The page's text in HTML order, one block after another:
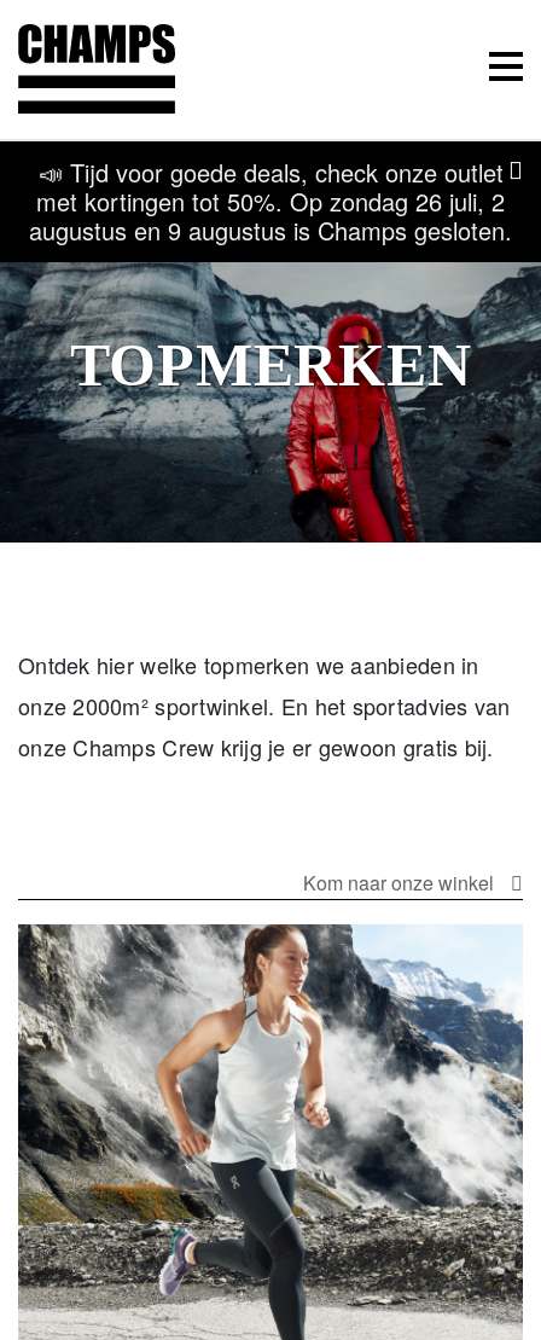
Champs Sport
Menu
📣 Tijd voor goede deals, check onze outlet
met kortingen tot 50%. Op zondag 26 juli, 2
augustus en 9 augustus is Champs gesloten.
TOPMERKEN
Ontdek hier welke topmerken we aanbieden in
onze 2000m² sportwinkel. En het sportadvies van
onze Champs Crew krijg je er gewoon gratis bij.
Kom naar onze winkel